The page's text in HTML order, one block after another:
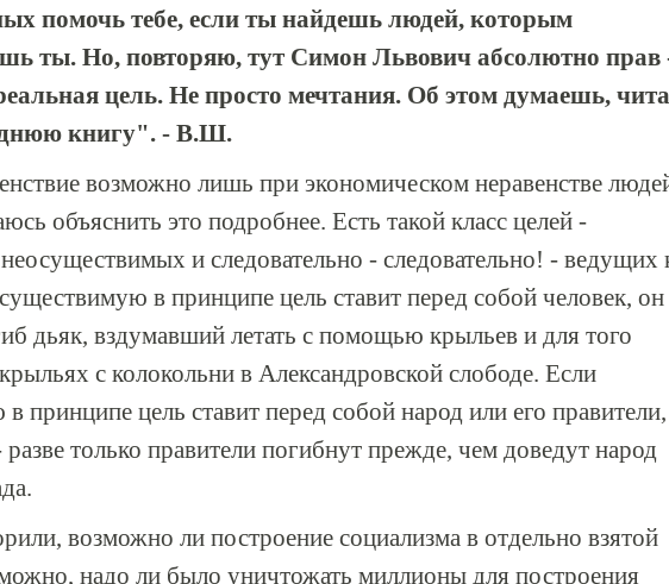
помочь тебе, если ты найдешь людей, которым
ты. Но, повторяю, тут Симон Львович абсолютно прав
цель. Не просто мечтания. Об этом думаешь,
книгу". - В.Ш.
возможно лишь при экономическом неравенстве
объяснить это подробнее. Есть такой класс целей -
и следовательно - следовательно! - ведущих
в принципе цель ставит перед собой человек, он
дьяк, вздумавший летать с помощью крыльев и для того
с колокольни в Александровской слободе. Если
принципе цель ставит перед собой народ или его правители,
разве только правители погибнут прежде, чем доведут народ
возможно ли построение социализма в отдельно взятой
надо ли было уничтожать миллионы для построения